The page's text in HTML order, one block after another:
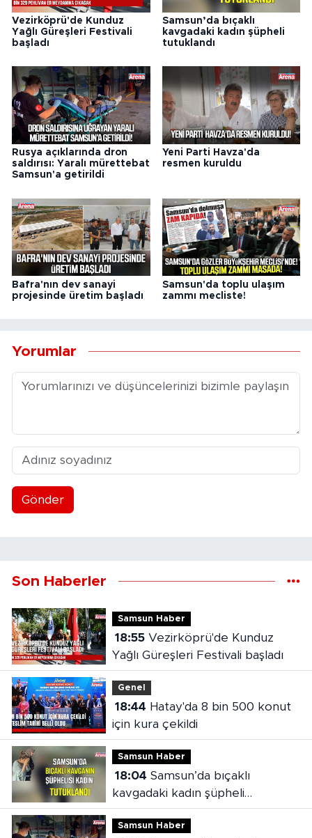
Vezirköprü'de Kunduz
Yağlı Güreşleri Festivali
başladı
Samsun’da bıçaklı
kavgadaki kadın şüpheli
tutuklandı
Rusya açıklarında dron
saldırısı: Yaralı mürettebat
Samsun'a getirildi
Yeni Parti Havza'da
resmen kuruldu
Bafra'nın dev sanayi
projesinde üretim başladı
Samsun'da toplu ulaşım
zammı mecliste!
Yorumlar
Gönder
Son Haberler
Samsun Haber
18:55Vezirköprü'de Kunduz
Yağlı Güreşleri Festivali başladı
Genel
18:44
için kura çekildi
Samsun Haber
18:04
kavgadaki kadın şüpheli
tutuklandı
Samsun Haber